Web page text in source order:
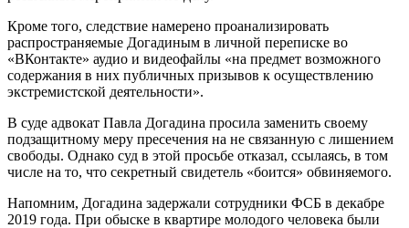
Кроме того, следствие намерено проанализировать
распространяемые Догадиным в личной переписке во
«ВКонтакте» аудио и видеофайлы «на предмет возможного
содержания в них публичных призывов к осуществлению
экстремистской деятельности».
В суде адвокат Павла Догадина просила заменить своему
подзащитному меру пресечения на не связанную с лишением
свободы. Однако суд в этой просьбе отказал, ссылаясь, в том
числе на то, что секретный свидетель «боится» обвиняемого.
Напомним, Догадина задержали сотрудники ФСБ в декабре
2019 года. При обыске в квартире молодого человека были